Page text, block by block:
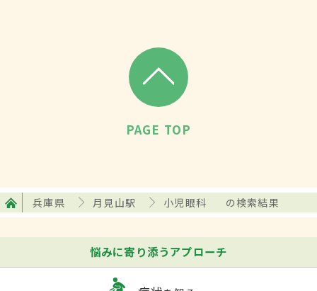
PAGE TOP
兵庫県 月見山駅 小児眼科 の検索結果
悩みに寄り添うアプローチ